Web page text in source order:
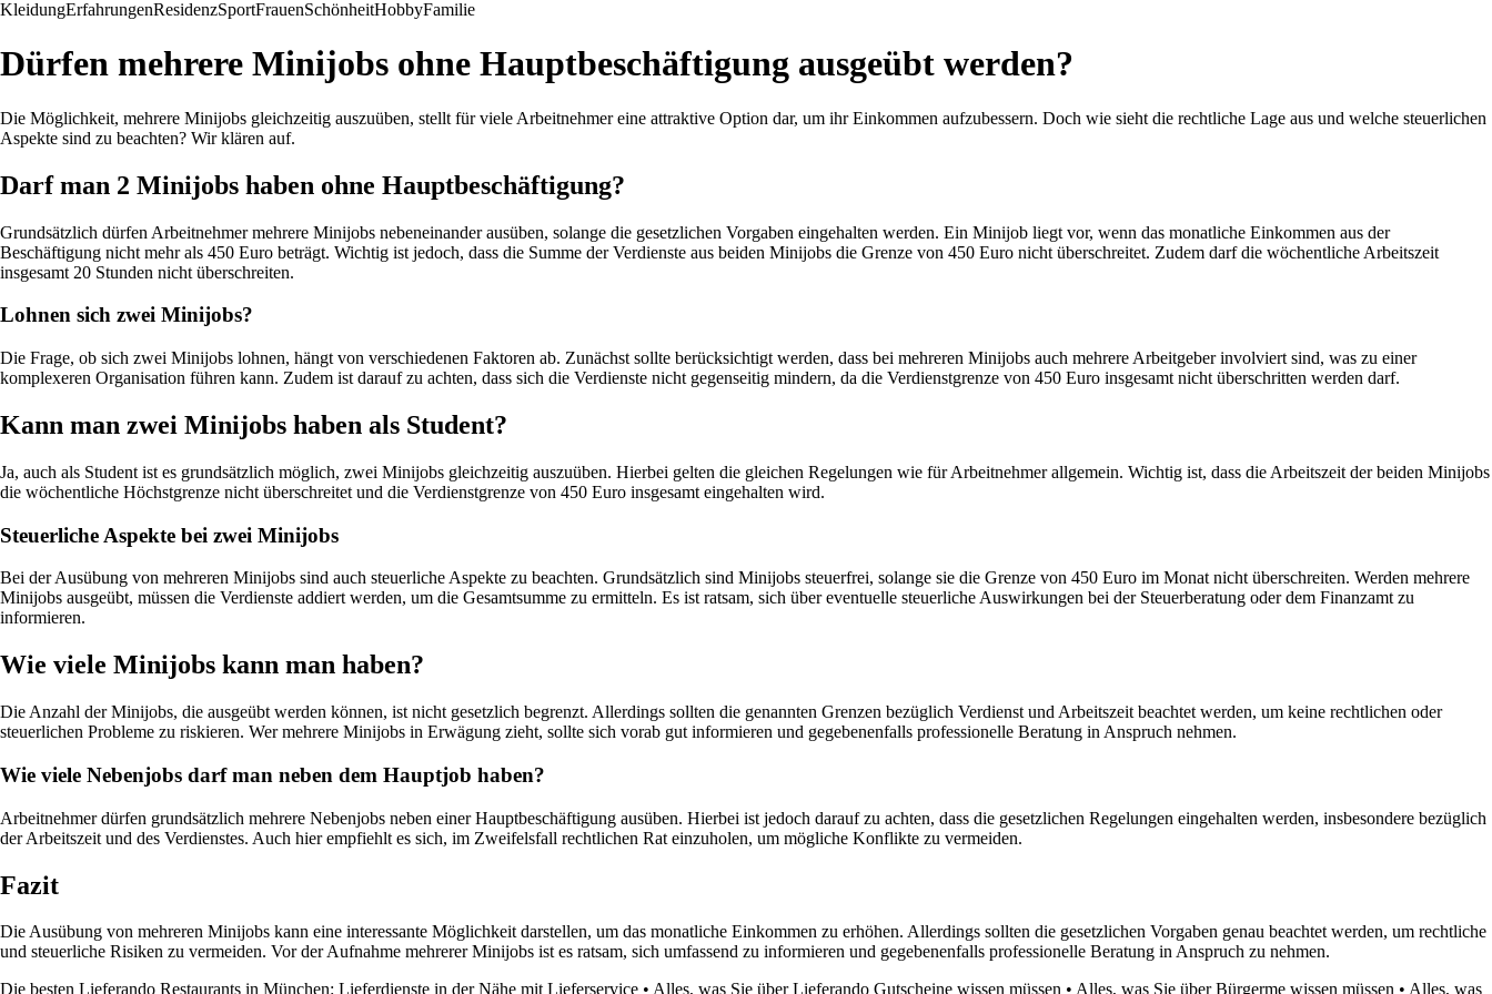
KleidungErfahrungenResidenzSportFrauenSchönheitHobbyFamilie
Dürfen mehrere Minijobs ohne Hauptbeschäftigung ausgeübt werden?
Die Möglichkeit, mehrere Minijobs gleichzeitig auszuüben, stellt für viele Arbeitnehmer eine attraktive Option dar, um ihr Einkommen aufzubessern. Doch wie sieht die rechtliche Lage aus und welche steuerlichen
Aspekte sind zu beachten? Wir klären auf.
Darf man 2 Minijobs haben ohne Hauptbeschäftigung?
Grundsätzlich dürfen Arbeitnehmer mehrere Minijobs nebeneinander ausüben, solange die gesetzlichen Vorgaben eingehalten werden. Ein Minijob liegt vor, wenn das monatliche Einkommen aus der
Beschäftigung nicht mehr als 450 Euro beträgt. Wichtig ist jedoch, dass die Summe der Verdienste aus beiden Minijobs die Grenze von 450 Euro nicht überschreitet. Zudem darf die wöchentliche Arbeitszeit
insgesamt 20 Stunden nicht überschreiten.
Lohnen sich zwei Minijobs?
Die Frage, ob sich zwei Minijobs lohnen, hängt von verschiedenen Faktoren ab. Zunächst sollte berücksichtigt werden, dass bei mehreren Minijobs auch mehrere Arbeitgeber involviert sind, was zu einer
komplexeren Organisation führen kann. Zudem ist darauf zu achten, dass sich die Verdienste nicht gegenseitig mindern, da die Verdienstgrenze von 450 Euro insgesamt nicht überschritten werden darf.
Kann man zwei Minijobs haben als Student?
Ja, auch als Student ist es grundsätzlich möglich, zwei Minijobs gleichzeitig auszuüben. Hierbei gelten die gleichen Regelungen wie für Arbeitnehmer allgemein. Wichtig ist, dass die Arbeitszeit der beiden Minijobs
die wöchentliche Höchstgrenze nicht überschreitet und die Verdienstgrenze von 450 Euro insgesamt eingehalten wird.
Steuerliche Aspekte bei zwei Minijobs
Bei der Ausübung von mehreren Minijobs sind auch steuerliche Aspekte zu beachten. Grundsätzlich sind Minijobs steuerfrei, solange sie die Grenze von 450 Euro im Monat nicht überschreiten. Werden mehrere
Minijobs ausgeübt, müssen die Verdienste addiert werden, um die Gesamtsumme zu ermitteln. Es ist ratsam, sich über eventuelle steuerliche Auswirkungen bei der Steuerberatung oder dem Finanzamt zu
informieren.
Wie viele Minijobs kann man haben?
Die Anzahl der Minijobs, die ausgeübt werden können, ist nicht gesetzlich begrenzt. Allerdings sollten die genannten Grenzen bezüglich Verdienst und Arbeitszeit beachtet werden, um keine rechtlichen oder
steuerlichen Probleme zu riskieren. Wer mehrere Minijobs in Erwägung zieht, sollte sich vorab gut informieren und gegebenenfalls professionelle Beratung in Anspruch nehmen.
Wie viele Nebenjobs darf man neben dem Hauptjob haben?
Arbeitnehmer dürfen grundsätzlich mehrere Nebenjobs neben einer Hauptbeschäftigung ausüben. Hierbei ist jedoch darauf zu achten, dass die gesetzlichen Regelungen eingehalten werden, insbesondere bezüglich
der Arbeitszeit und des Verdienstes. Auch hier empfiehlt es sich, im Zweifelsfall rechtlichen Rat einzuholen, um mögliche Konflikte zu vermeiden.
Fazit
Die Ausübung von mehreren Minijobs kann eine interessante Möglichkeit darstellen, um das monatliche Einkommen zu erhöhen. Allerdings sollten die gesetzlichen Vorgaben genau beachtet werden, um rechtliche
und steuerliche Risiken zu vermeiden. Vor der Aufnahme mehrerer Minijobs ist es ratsam, sich umfassend zu informieren und gegebenenfalls professionelle Beratung in Anspruch zu nehmen.
Die besten Lieferando Restaurants in München: Lieferdienste in der Nähe mit Lieferservice • Alles, was Sie über Lieferando Gutscheine wissen müssen • Alles, was Sie über Bürgerme wissen müssen • Alles, was